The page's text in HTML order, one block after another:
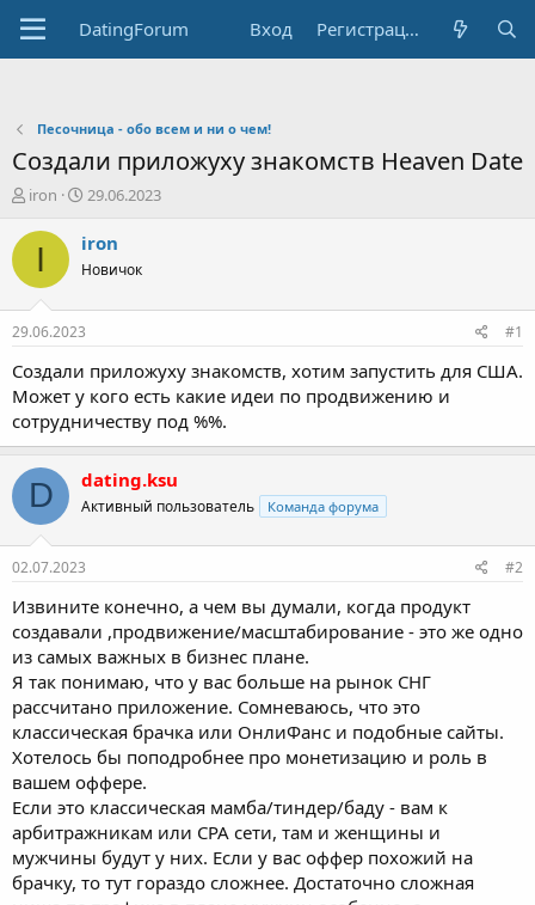
DatingForum Вход Регистрация
Песочница - обо всем и ни о чем!
Создали приложуху знакомств Heaven Date
А
т
р
е
м
ы
iron
Д
т
н
л
29.06.2023
I iron
Новичок
29.06.2023 #1
Создали приложуху знакомств, хотим запустить для США.
Может у кого есть какие идеи по продвижению и
сотрудничеству под %%.
D dating.ksu
Активный пользователь Команда форума
02.07.2023 #2
Извините конечно, а чем вы думали, когда продукт
создавали ,продвижение/масштабирование - это же одно
из самых важных в бизнес плане.
Я так понимаю, что у вас больше на рынок СНГ
рассчитано приложение. Сомневаюсь, что это
классическая брачка или ОнлиФанс и подобные сайты.
Хотелось бы поподробнее про монетизацию и роль в
вашем оффере.
Если это классическая мамба/тиндер/баду - вам к
арбитражникам или CPA сети, там и женщины и
мужчины будут у них. Если у вас оффер похожий на
брачку, то тут гораздо сложнее. Достаточно сложная